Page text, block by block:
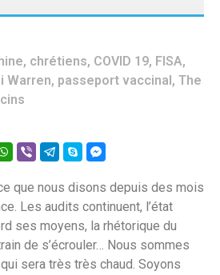
, chrétiens, COVID 19, FISA,
Warren, passeport vaccinal , The
que nous disons depuis des mois
Les audits continuent, l’état
ses moyens, la rhétorique du
de s’écrouler… Nous sommes
sera très très chaud. Soyons